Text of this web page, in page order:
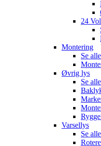
24
Montering
Se alle
Øvrig lys
Se alle
Varsellys
Se alle